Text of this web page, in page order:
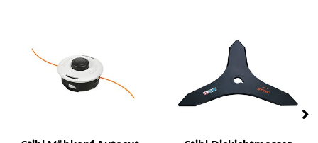
Schallleistungspegel
Hersteller-Artikel-Nr.
4147 200 0358
Länge